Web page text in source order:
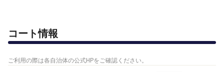
コート情報
ご利用の際は各自治体の公式HPをご確認ください。